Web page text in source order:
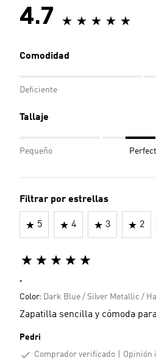
4.7
Comodidad
Deficiente
Tallaje
Pequeño
Filtrar por estrellas
5 4 3 2
.
Color: Dark Blue / Silver Metallic /
Zapatilla sencilla y cómoda
Pedri
Comprador verificado
Opinión